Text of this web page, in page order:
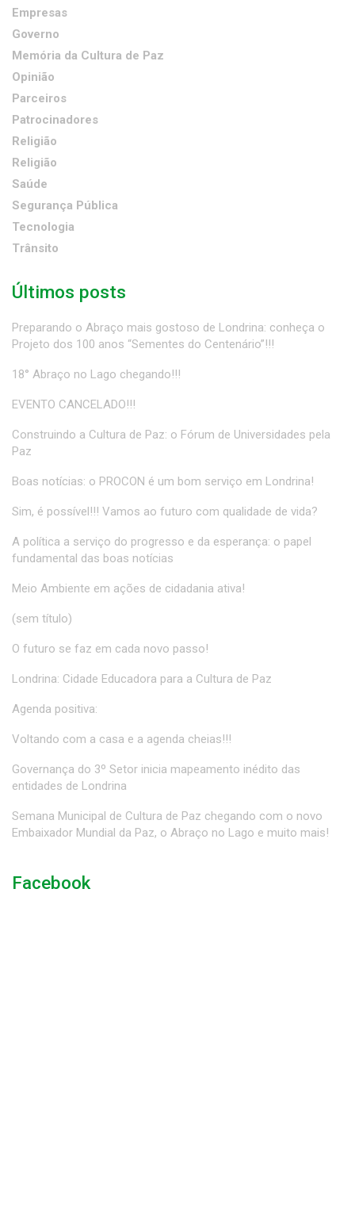
Empresas
Governo
Memória da Cultura de Paz
Opinião
Parceiros
Patrocinadores
Religião
Religião
Saúde
Segurança Pública
Tecnologia
Trânsito
Últimos posts
Preparando o Abraço mais gostoso de Londrina: conheça o
Projeto dos 100 anos “Sementes do Centenário”!!!
18° Abraço no Lago chegando!!!
EVENTO CANCELADO!!!
Construindo a Cultura de Paz: o Fórum de Universidades pela
Paz
Boas notícias: o PROCON é um bom serviço em Londrina!
Sim, é possível!!! Vamos ao futuro com qualidade de vida?
A política a serviço do progresso e da esperança: o papel
fundamental das boas notícias
Meio Ambiente em ações de cidadania ativa!
(sem título)
O futuro se faz em cada novo passo!
Londrina: Cidade Educadora para a Cultura de Paz
Agenda positiva:
Voltando com a casa e a agenda cheias!!!
Governança do 3º Setor inicia mapeamento inédito das
entidades de Londrina
Semana Municipal de Cultura de Paz chegando com o novo
Embaixador Mundial da Paz, o Abraço no Lago e muito mais!
Facebook